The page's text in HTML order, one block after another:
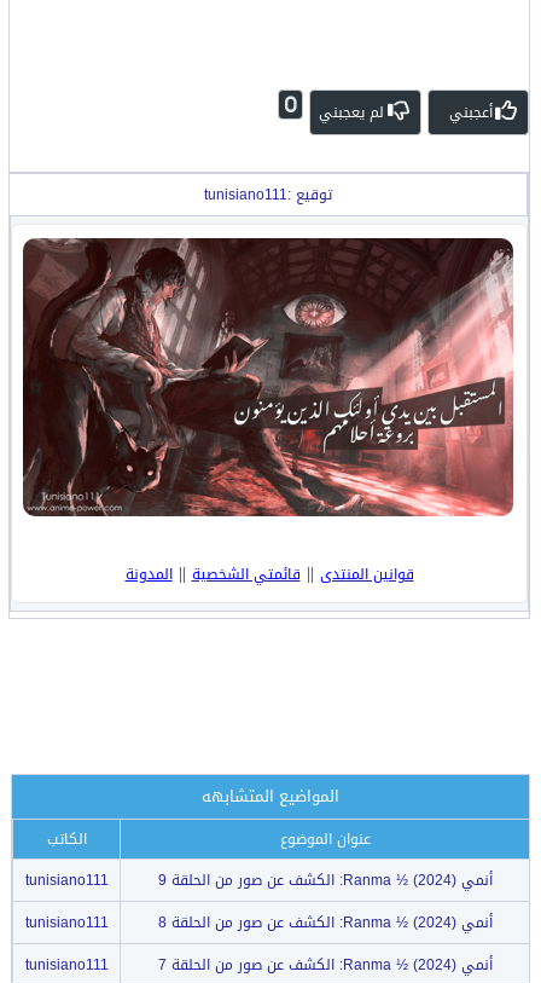
أعجبني لم يعجبني 0
توقيع :tunisiano111
قوانين المنتدى ||قائمتي الشخصية||المدونة
المواضيع المتشابهه
عنوان الموضوع
الكاتب
أنمي Ranma ½ (2024): الكشف عن صور من الحلقة 9
tunisiano111
أنمي Ranma ½ (2024): الكشف عن صور من الحلقة 8
tunisiano111
أنمي Ranma ½ (2024): الكشف عن صور من الحلقة 7
tunisiano111